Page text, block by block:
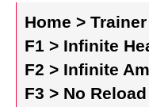
Home >
F1 > Infinite
F2 > Infinite
F3 > No Reload